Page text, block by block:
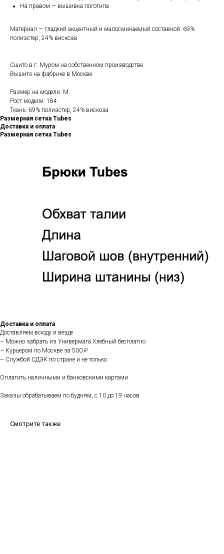
На правом — вышивка логотипа
Материал — гладкий акцентный и малосминаемый составной: 69%
полиэстер, 24% вискоза
Сшито в г. Муром на собственном производстве.
Вышито на фабрике в Москве.
Размер на модели: M
Рост модели: 184
Ткань: 69% полиэстер, 24% вискоза
Размерная сетка Tubes
Доставка и оплата
Размерная сетка Tubes
Доставка и оплата
Доставляем всюду и везде
– Можно забрать из Универмага Хлебный бесплатно
– Курьером по Москве за 500 ₽
– Службой СДЭК по стране и не только
Оплатить наличными и банковскими картами
Заказы обрабатываем по будням, с 10 до 19 часов
Смотрите также